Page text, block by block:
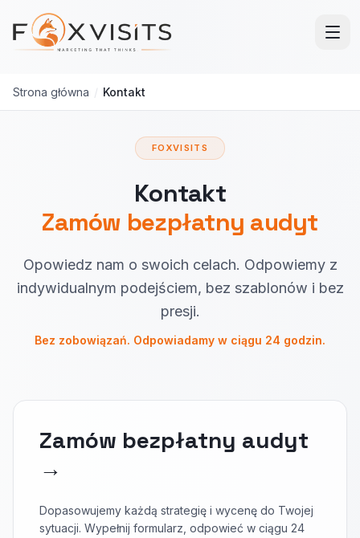
Przejdź do treści głównej
Strona główna / Kontakt
FOXVISITS
Kontakt
Zamów bezpłatny audyt
Opowiedz nam o swoich celach. Odpowiemy z
indywidualnym podejściem, bez szablonów i bez
presji.
Bez zobowiązań. Odpowiadamy w ciągu 24 godzin.
Zamów bezpłatny audyt
→
Dopasowujemy każdą strategię i wycenę do Twojej
sytuacji. Wypełnij formularz, odpowieć w ciągu 24